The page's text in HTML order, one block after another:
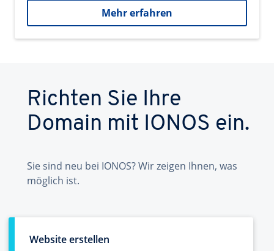
Mehr erfahren
Richten Sie Ihre
Domain mit IONOS ein.
Sie sind neu bei IONOS? Wir zeigen Ihnen, was
möglich ist.
Website erstellen